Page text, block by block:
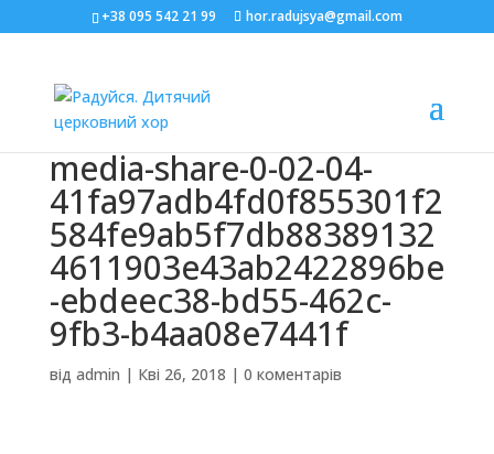
+38 095 542 21 99 hor.radujsya@gmail.com
media-share-0-02-04-
41fa97adb4fd0f855301f2
584fe9ab5f7db88389132
4611903e43ab2422896be
-ebdeec38-bd55-462c-
9fb3-b4aa08e7441f
від admin | Кві 26, 2018 | 0 коментарів